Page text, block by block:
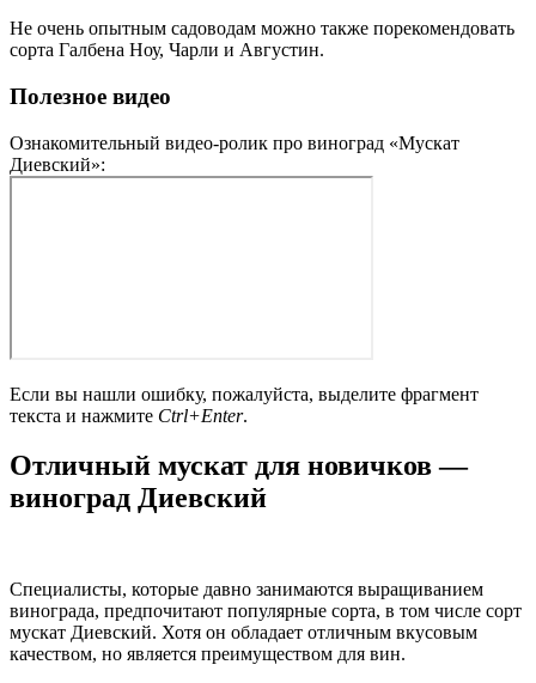
Не очень опытным садоводам можно также порекомендовать
сорта Галбена Ноу, Чарли и Августин.
Полезное видео
Ознакомительный видео-ролик про виноград «Мускат
Диевский»:
Если вы нашли ошибку, пожалуйста, выделите фрагмент
текста и нажмите Ctrl+Enter.
Отличный мускат для новичков —
виноград Диевский
Специалисты, которые давно занимаются выращиванием
винограда, предпочитают популярные сорта, в том числе сорт
мускат Диевский. Хотя он обладает отличным вкусовым
качеством, но является преимуществом для вин.